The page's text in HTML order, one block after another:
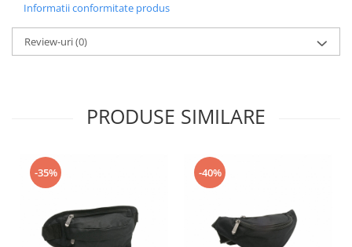
Informatii conformitate produs
Review-uri(0)
PRODUSE SIMILARE
-35% -40%